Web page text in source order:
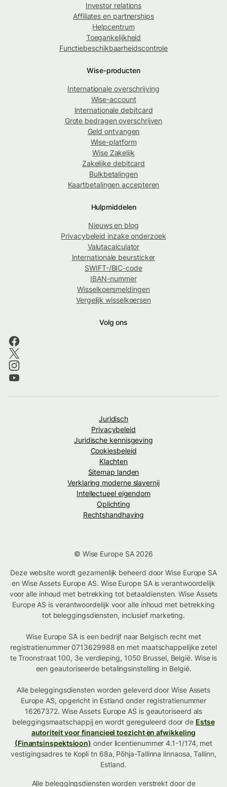
Investor relations
Affiliates en partnerships
Helpcentrum
Toegankelijkheid
Functiebeschikbaarheidscontrole
Wise-producten
Internationale overschrijving
Wise-account
Internationale debitcard
Grote bedragen overschrijven
Geld ontvangen
Wise-platform
Wise Zakelijk
Zakelijke debitcard
Bulkbetalingen
Kaartbetalingen accepteren
Hulpmiddelen
Nieuws en blog
Privacybeleid inzake onderzoek
Valutacalculator
Internationale beursticker
SWIFT-/BIC-code
IBAN-nummer
Wisselkoersmeldingen
Vergelijk wisselkoersen
Volg ons
Juridisch
Privacybeleid
Juridische kennisgeving
Cookiesbeleid
Klachten
Sitemap landen
Verklaring moderne slavernij
Intellectueel eigendom
Oplichting
Rechtshandhaving
© Wise Europe SA 2026
Deze website wordt gezamenlijk beheerd door Wise Europe SA
en Wise Assets Europe AS. Wise Europe SA is verantwoordelijk
voor alle inhoud met betrekking tot betaaldiensten. Wise Assets
Europe AS is verantwoordelijk voor alle inhoud met betrekking
tot beleggingsdiensten, inclusief marketing.
Wise Europe SA is een bedrijf naar Belgisch recht met
registratienummer 0713629988 en met maatschappelijke zetel
te Troonstraat 100, 3e verdieping, 1050 Brussel, België. Wise is
een geautoriseerde betalingsinstelling in België.
Alle beleggingsdiensten worden geleverd door Wise Assets
Europe AS, opgericht in Estland onder registratienummer
16267372. Wise Assets Europe AS is geautoriseerd als
beleggingsmaatschappij en wordt gereguleerd door de Estse
autoriteit voor financieel toezicht en afwikkeling
(Finantsinspektsioon) onder licentienummer 4.1-1/174, met
vestigingsadres te Kopli tn 68a, Põhja-Tallinna linnaosa, Tallinn,
Estland.
Alle beleggingsdiensten worden verstrekt door de